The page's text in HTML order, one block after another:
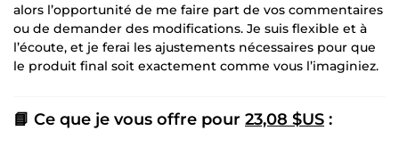
alors l’opportunité de me faire part de vos commentaires
ou de demander des modifications. Je suis flexible et à
l’écoute, et je ferai les ajustements nécessaires pour que
le produit final soit exactement comme vous l’imaginiez.
📘 Ce que je vous offre pour 23,08 $US :